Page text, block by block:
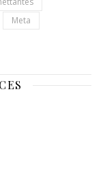
Meta